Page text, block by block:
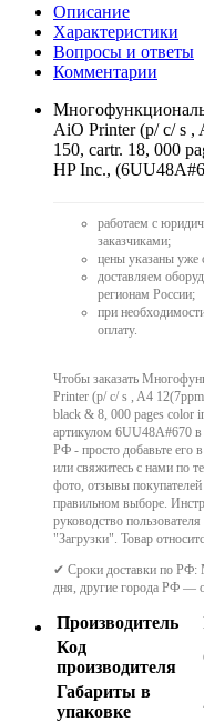
Описание
Характеристики
Вопросы и ответы
Комментарии
AiO Printer (p/ c/ s ,
150, cartr. 18, 000
HP Inc.,
работаем с
заказчиками;
цены указаны
доставляем
регионам России;
при
оплату.
Чтобы заказать
Printer (p/ c/ s , A4
black & 8, 000 pages color
артикулом 6UU48A#670
РФ - просто добавьте его
или свяжитесь с нами по
фото, отзывы
правильном выборе.
руководство
"Загрузки". Товар
✔ Сроки доставки по РФ:
дня, другие города РФ —
Производитель
Код
производителя
Габариты в
упаковке